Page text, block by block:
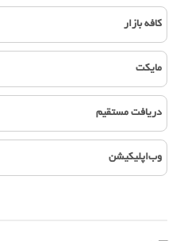
کافه بازار
مایکت
دریافت مستقیم
وب‌اپلیکیشن